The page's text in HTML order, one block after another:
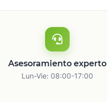
Asesoramiento experto
Lun-Vie: 08:00-17:00